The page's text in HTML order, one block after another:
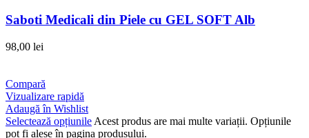
Saboti Medicali din Piele cu GEL SOFT Alb
98,00 lei
Compară
Vizualizare rapidă
Adaugă în Wishlist
Selectează opțiunile Acest produs are mai multe variații. Opțiunile
pot fi alese în pagina produsului.